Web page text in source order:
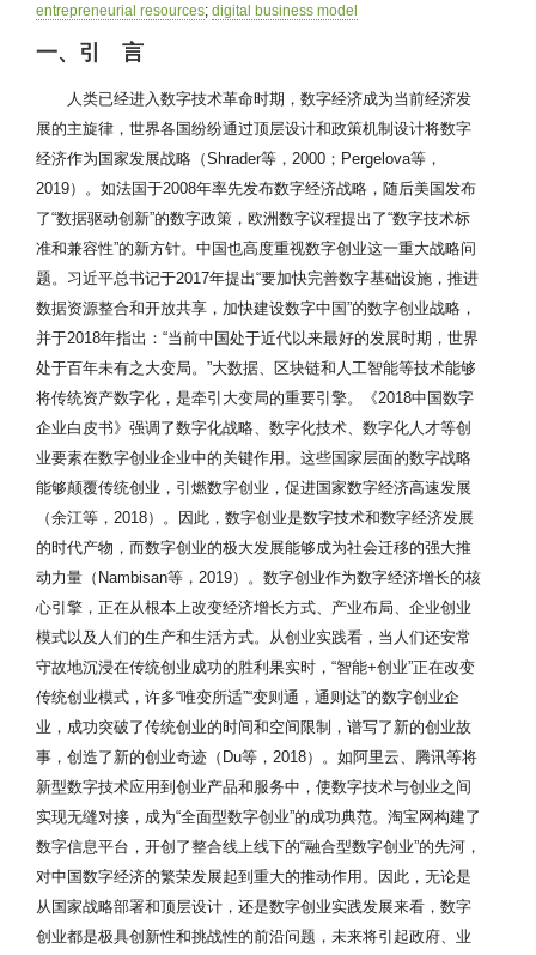
entrepreneurial resources;digital business model
一、引 言
人类已经进入数字技术革命时期，数字经济成为当前经济发
展的主旋律，世界各国纷纷通过顶层设计和政策机制设计将数字
经济作为国家发展战略（Shrader等，2000；Pergelova等，
2019）。如法国于2008年率先发布数字经济战略，随后美国发布
了“数据驱动创新”的数字政策，欧洲数字议程提出了“数字技术标
准和兼容性”的新方针。中国也高度重视数字创业这一重大战略问
题。习近平总书记于2017年提出“要加快完善数字基础设施，推进
数据资源整合和开放共享，加快建设数字中国”的数字创业战略，
并于2018年指出：“当前中国处于近代以来最好的发展时期，世界
处于百年未有之大变局。”大数据、区块链和人工智能等技术能够
将传统资产数字化，是牵引大变局的重要引擎。《2018中国数字
企业白皮书》强调了数字化战略、数字化技术、数字化人才等创
业要素在数字创业企业中的关键作用。这些国家层面的数字战略
能够颠覆传统创业，引燃数字创业，促进国家数字经济高速发展
（余江等，2018）。因此，数字创业是数字技术和数字经济发展
的时代产物，而数字创业的极大发展能够成为社会迁移的强大推
动力量（Nambisan等，2019）。数字创业作为数字经济增长的核
心引擎，正在从根本上改变经济增长方式、产业布局、企业创业
模式以及人们的生产和生活方式。从创业实践看，当人们还安常
守故地沉浸在传统创业成功的胜利果实时，“智能+创业”正在改变
传统创业模式，许多“唯变所适”“变则通，通则达”的数字创业企
业，成功突破了传统创业的时间和空间限制，谱写了新的创业故
事，创造了新的创业奇迹（Du等，2018）。如阿里云、腾讯等将
新型数字技术应用到创业产品和服务中，使数字技术与创业之间
实现无缝对接，成为“全面型数字创业”的成功典范。淘宝网构建了
数字信息平台，开创了整合线上线下的“融合型数字创业”的先河，
对中国数字经济的繁荣发展起到重大的推动作用。因此，无论是
从国家战略部署和顶层设计，还是数字创业实践发展来看，数字
创业都是极具创新性和挑战性的前沿问题，未来将引起政府、业